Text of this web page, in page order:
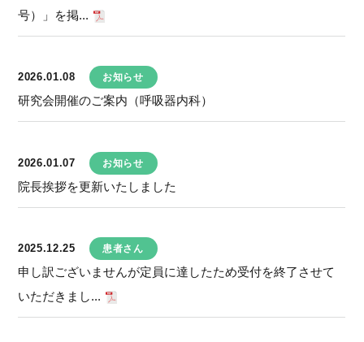
号）」を掲...
2026.01.08 お知らせ
研究会開催のご案内（呼吸器内科）
2026.01.07 お知らせ
院長挨拶を更新いたしました
2025.12.25 患者さん
申し訳ございませんが定員に達したため受付を終了させて
いただきまし...